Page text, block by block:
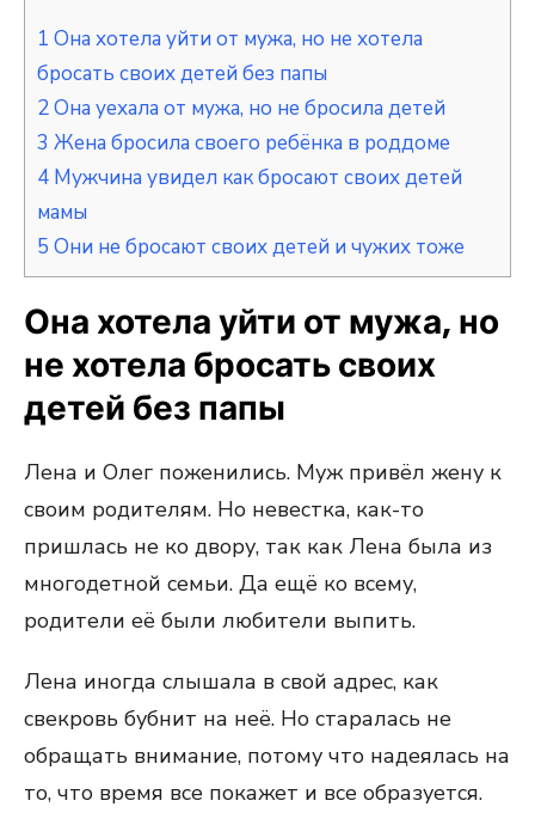
1 Она хотела уйти от мужа, но не хотела
бросать своих детей без папы
2Она уехала от мужа, но не бросила детей
3 Жена бросила своего ребёнка в роддоме
4 Мужчина увидел как бросают своих детей
мамы
5 Они не бросают своих детей и чужих тоже
Она хотела уйти от мужа, но
не хотела бросать своих
детей без папы
Лена и Олег поженились. Муж привёл жену к
своим родителям. Но невестка, как-то
пришлась не ко двору, так как Лена была из
многодетной семьи. Да ещё ко всему,
родители её были любители выпить.
Лена иногда слышала в свой адрес, как
свекровь бубнит на неё. Но старалась не
обращать внимание, потому что надеялась на
то, что время все покажет и все образуется.